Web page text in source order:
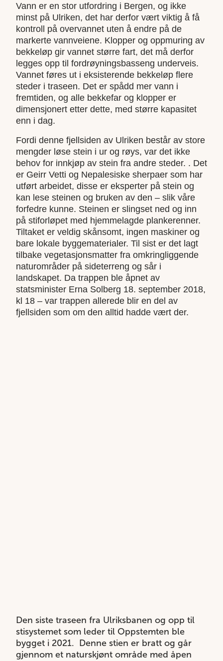
Vann er en stor utfordring i Bergen, og ikke
minst på Ulriken, det har derfor vært viktig å få
kontroll på overvannet uten å endre på de
markerte vannveiene. Klopper og oppmuring av
bekkeløp gir vannet større fart, det må derfor
legges opp til fordrøyningsbasseng underveis.
Vannet føres ut i eksisterende bekkeløp flere
steder i traseen. Det er spådd mer vann i
fremtiden, og alle bekkefar og klopper er
dimensjonert etter dette, med større kapasitet
enn i dag.
Fordi denne fjellsiden av Ulriken består av store
mengder løse stein i ur og røys, var det ikke
behov for innkjøp av stein fra andre steder. . Det
er Geirr Vetti og Nepalesiske sherpaer som har
utført arbeidet, disse er eksperter på stein og
kan lese steinen og bruken av den – slik våre
forfedre kunne. Steinen er slingset ned og inn
på stiforløpet med hjemmelagde plankerenner.
Tiltaket er veldig skånsomt, ingen maskiner og
bare lokale byggematerialer. Til sist er det lagt
tilbake vegetasjonsmatter fra omkringliggende
naturområder på sideterreng og sår i
landskapet. Da trappen ble åpnet av
statsminister Erna Solberg 18. september 2018,
kl 18 – var trappen allerede blir en del av
fjellsiden som om den alltid hadde vært der.
Den siste traseen fra Ulriksbanen og opp til
stisystemet som leder til Oppstemten ble
bygget i 2021. Denne stien er bratt og går
gjennom et naturskjønt område med åpen